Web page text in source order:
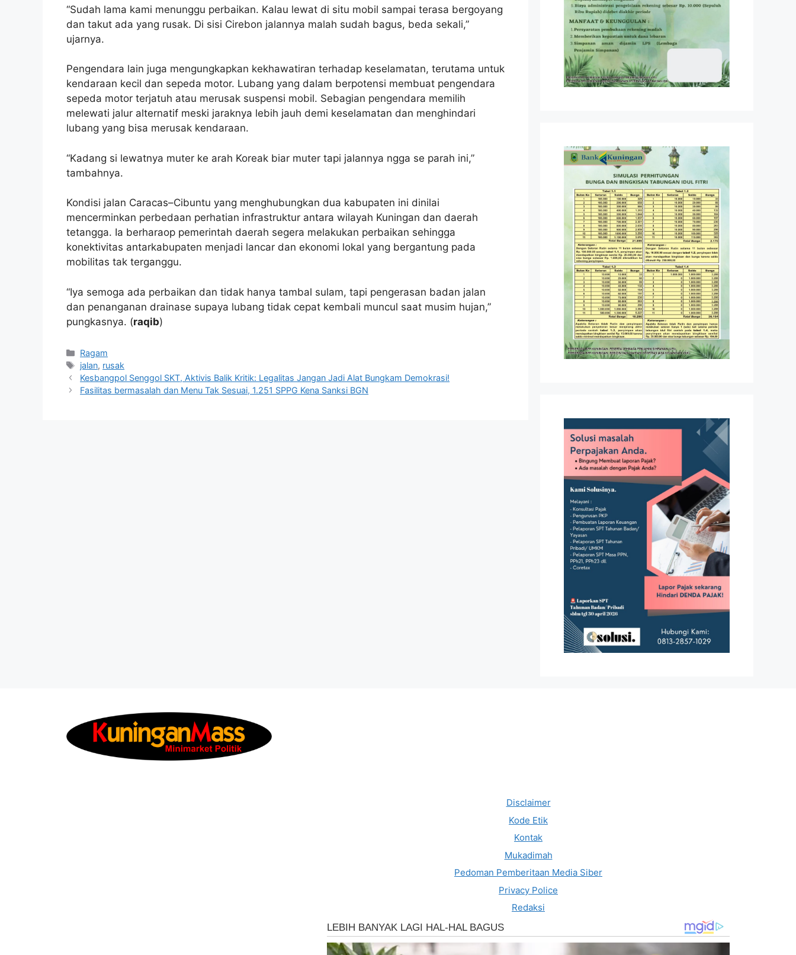
“Sudah lama kami menunggu perbaikan. Kalau lewat di situ mobil sampai terasa bergoyang
dan takut ada yang rusak. Di sisi Cirebon jalannya malah sudah bagus, beda sekali,”
ujarnya.
Pengendara lain juga mengungkapkan kekhawatiran terhadap keselamatan, terutama untuk
kendaraan kecil dan sepeda motor. Lubang yang dalam berpotensi membuat pengendara
sepeda motor terjatuh atau merusak suspensi mobil. Sebagian pengendara memilih
melewati jalur alternatif meski jaraknya lebih jauh demi keselamatan dan menghindari
lubang yang bisa merusak kendaraan.
“Kadang si lewatnya muter ke arah Koreak biar muter tapi jalannya ngga se parah ini,”
tambahnya.
Kondisi jalan Caracas–Cibuntu yang menghubungkan dua kabupaten ini dinilai
mencerminkan perbedaan perhatian infrastruktur antara wilayah Kuningan dan daerah
tetangga. Ia berharaop pemerintah daerah segera melakukan perbaikan sehingga
konektivitas antarkabupaten menjadi lancar dan ekonomi lokal yang bergantung pada
mobilitas tak terganggu.
“Iya semoga ada perbaikan dan tidak hanya tambal sulam, tapi pengerasan badan jalan
dan penanganan drainase supaya lubang tidak cepat kembali muncul saat musim hujan,”
pungkasnya. (raqib)
Kategori
Ragam
Tag
jalan, rusak
Kesbangpol Senggol SKT, Aktivis Balik Kritik: Legalitas Jangan Jadi Alat Bungkam Demokrasi!
Fasilitas bermasalah dan Menu Tak Sesuai, 1.251 SPPG Kena Sanksi BGN
Disclaimer
Kode Etik
Kontak
Mukadimah
Pedoman Pemberitaan Media Siber
Privacy Police
Redaksi